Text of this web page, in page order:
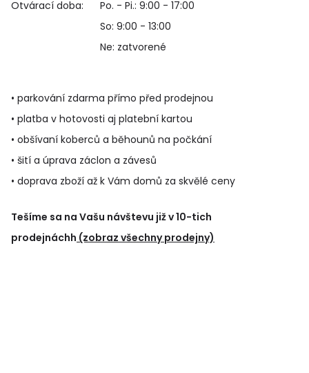
Otvárací doba:
Po. - Pi.: 9:00 - 17:00
So: 9:00 - 13:00
Ne: zatvorené
• parkování zdarma přímo před prodejnou
• platba v hotovosti aj platební kartou
• obšívaní koberců a běhounů na počkání
• šití a úprava záclon a závesů
• doprava zboží až k Vám domů za skvělé ceny
Tešíme sa na Vašu návštevu již v 10-tich
prodejnáchh (zobraz všechny prodejny)